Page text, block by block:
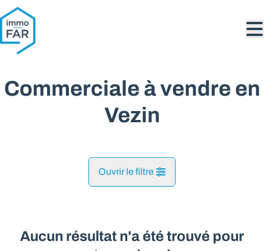
Aller au contenu principal
Commerciale à vendre en
Vezin
Ouvrir le filtre
Andenne (5300) Remove
Aucun résultat n'a été trouvé pour